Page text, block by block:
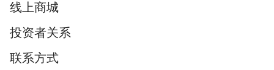
线上商城
投资者关系
联系方式